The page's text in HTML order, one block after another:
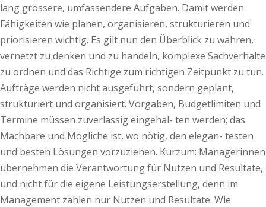
lang grössere, umfassendere Aufgaben. Damit werden
Fähigkeiten wie planen, organisieren, strukturieren und
priorisieren wichtig. Es gilt nun den Überblick zu wahren,
vernetzt zu denken und zu handeln, komplexe Sachverhalte
zu ordnen und das Richtige zum richtigen Zeitpunkt zu tun.
Aufträge werden nicht ausgeführt, sondern geplant,
strukturiert und organisiert. Vorgaben, Budgetlimiten und
Termine müssen zuverlässig eingehal- ten werden; das
Machbare und Mögliche ist, wo nötig, den elegan- testen
und besten Lösungen vorzuziehen. Kurzum: Managerinnen
übernehmen die Verantwortung für Nutzen und Resultate,
und nicht für die eigene Leistungserstellung, denn im
Management zählen nur Nutzen und Resultate. Wie